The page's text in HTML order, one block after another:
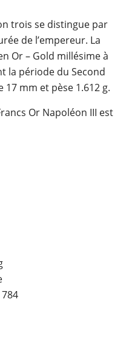
trois se distingue par
de l’empereur. La
Or – Gold millésime à
la période du Second
17 mm et pèse 1.612 g.
Or Napoléon III est